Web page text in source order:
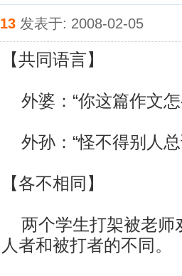
13 发表于: 2008-02-05
【共同语言】
外婆：“你这篇作文
外孙：“怪不得别人
【各不相同】
两个学生打架被老师
人者和被打者的不同。